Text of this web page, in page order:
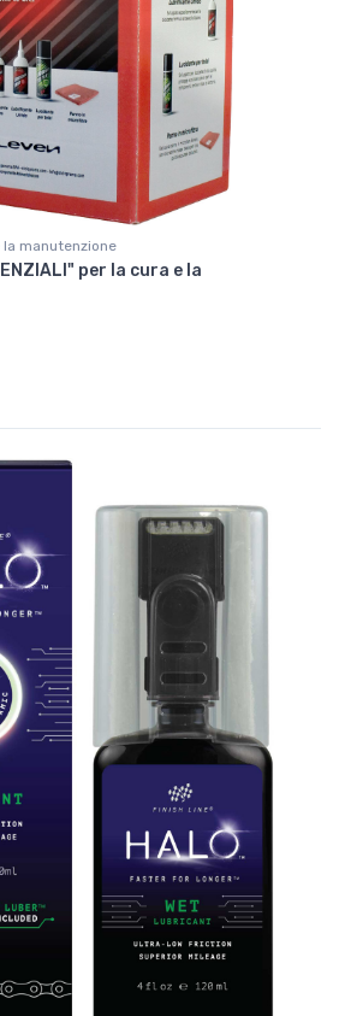
manutenzione
per la cura e la